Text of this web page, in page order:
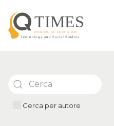
Cerca per autore